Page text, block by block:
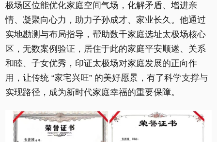
极场区位能优化家庭空间气场，化解矛盾、增进亲
情、凝聚向心力，助力子孙成才、家业长久。他通过
实地勘测与布局指导，帮助数千家庭选址太极场核心
区，无数案例验证，居住于此的家庭平安顺遂、关系
和睦、子女优秀，印证太极场对家庭发展的正向作
用，让传统 “家宅兴旺” 的美好愿景，有了科学支撑与
实现路径，成为新时代家庭幸福的重要保障。